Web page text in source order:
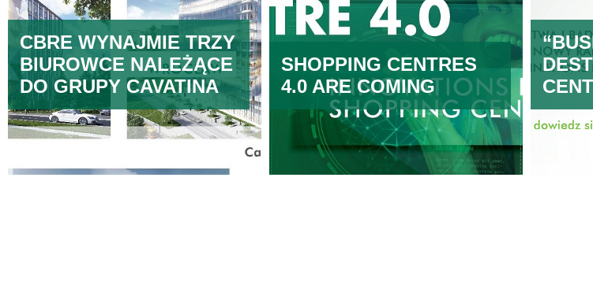
CBRE WYNAJMIE TRZY
BIUROWCE NALEŻĄCE
DO GRUPY CAVATINA
SHOPPING CENTRES
4.0 ARE COMING
2017"